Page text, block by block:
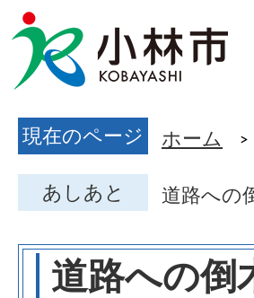
現在のページ ホーム
あしあと 道路への
道路への倒